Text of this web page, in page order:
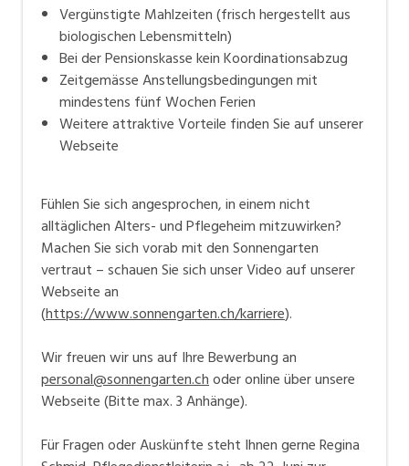
Vergünstigte Mahlzeiten (frisch hergestellt aus
biologischen Lebensmitteln)
Bei der Pensionskasse kein Koordinationsabzug
Zeitgemässe Anstellungsbedingungen mit
mindestens fünf Wochen Ferien
Weitere attraktive Vorteile finden Sie auf unserer
Webseite
Fühlen Sie sich angesprochen, in einem nicht
alltäglichen Alters- und Pflegeheim mitzuwirken?
Machen Sie sich vorab mit den Sonnengarten
vertraut – schauen Sie sich unser Video auf unserer
Webseite an
(https://www.sonnengarten.ch/karriere).
Wir freuen wir uns auf Ihre Bewerbung an
personal@sonnengarten.choder online über unsere
Webseite (Bitte max. 3 Anhänge).
Für Fragen oder Auskünfte steht Ihnen gerne Regina